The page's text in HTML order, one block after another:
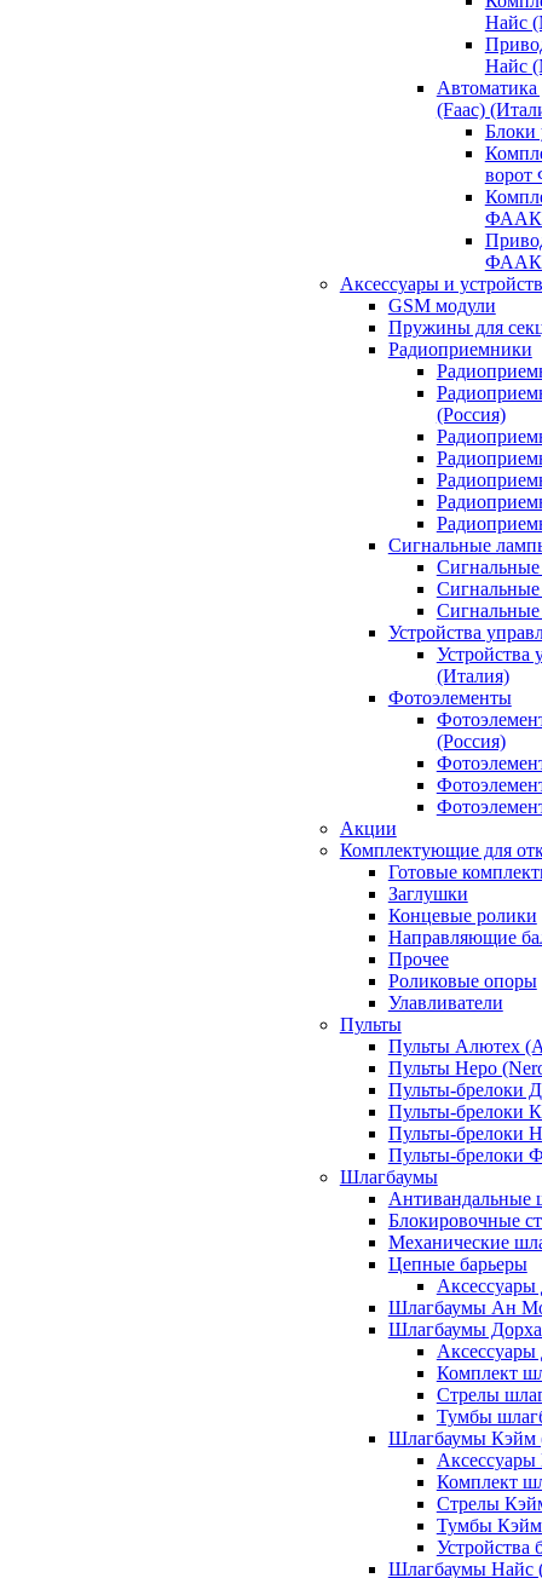
Найс
Найс
(Faac)
ФААК
ФААК
Аксессуары и
GSM модули
Пружины для
Радиоприемники
(Россия)
Сигнальные
Устройства
Устройства
(Италия)
Фотоэлементы
(Россия)
Акции
Комплектующие для
Готовые
Заглушки
Концевые ролики
Направляющие
Прочее
Роликовые опоры
Улавливатели
Пульты
Пульты Алютех
Пульты Неро
Пульты-брелоки
Пульты-брелоки
Пульты-брелоки
Пульты-брелоки
Шлагбаумы
Антивандальные
Блокировочные
Механические
Цепные барьеры
Аксессуары
Шлагбаумы Ан
Шлагбаумы
Комплект
Стрелы
Тумбы
Шлагбаумы Кэйм
Комплект
Стрелы
Тумбы
Устройства
Шлагбаумы Найс